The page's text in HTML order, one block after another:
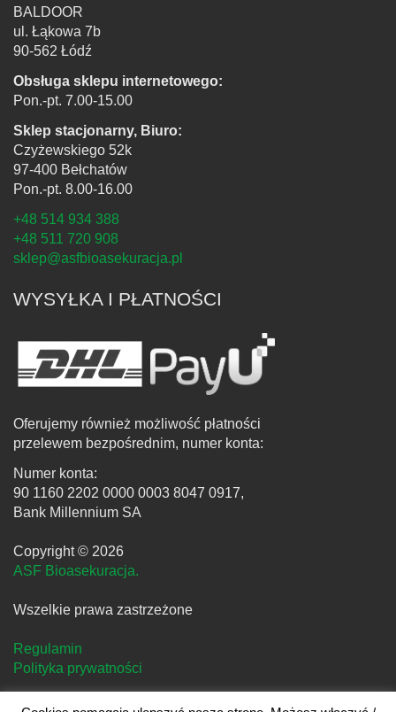
BALDOOR
ul. Łąkowa 7b
90-562 Łódź
Obsługa sklepu internetowego:
Pon.-pt. 7.00-15.00
Sklep stacjonarny, Biuro:
Czyżewskiego 52k
97-400 Bełchatów
Pon.-pt. 8.00-16.00
+48 514 934 388
+48 511 720 908
sklep@asfbioasekuracja.pl
WYSYŁKA I PŁATNOŚCI
Oferujemy również możliwość płatności
przelewem bezpośrednim, numer konta:
Numer konta:
90 1160 2202 0000 0003 8047 0917,
Bank Millennium SA
Copyright © 2026
ASF Bioasekuracja.
Wszelkie prawa zastrzeżone
Regulamin
Polityka prywatności